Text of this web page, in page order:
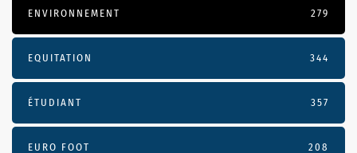
ENVIRONNEMENT 279
EQUITATION 344
ÉTUDIANT 357
EURO FOOT 208